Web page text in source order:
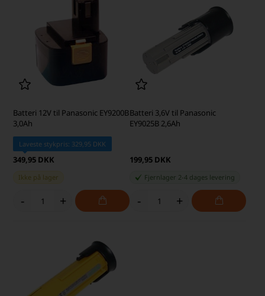
Batteri 12V til Panasonic EY9200B
3,0Ah
Laveste stykpris: 329,95 DKK
349,95 DKK
Ikke på lager
- +
Batteri 3,6V til Panasonic
EY9025B 2,6Ah
199,95 DKK
Fjernlager 2-4 dages levering
- +